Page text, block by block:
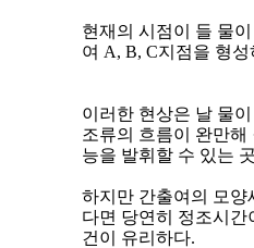
현재의 시점이 들 물
여 A, B, C지점을 형
이러한 현상은 날 물
조류의 흐름이 완만
능을 발휘할 수 있는
하지만 간출여의 모양
다면 당연히 정조시
건이 유리하다.